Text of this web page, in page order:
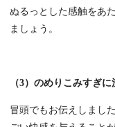
ぬるっとした感触をあ
ましょう。
（3）のめりこみすぎに
冒頭でもお伝えしまし